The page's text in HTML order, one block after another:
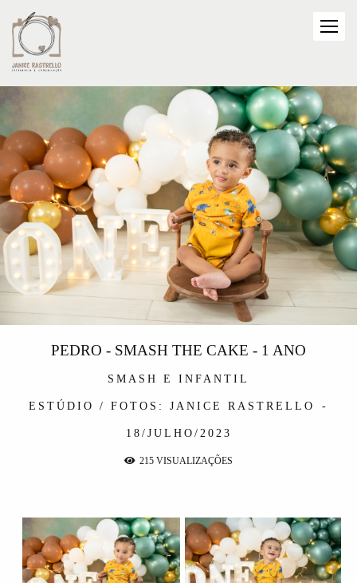
SMASH E INFANTIL
ESTÚDIO / FOTOS: JANICE RASTRELLO
18/JULHO/2023
PEDRO - SMASH THE CAKE - 1 ANO
215 VISUALIZAÇÕES